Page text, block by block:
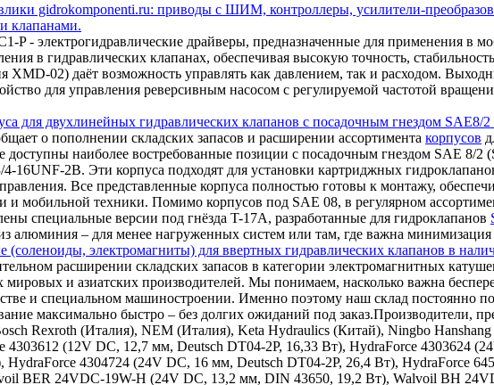
gidrokomponenti.ru: приводы с ШИМ, контроллеры, усилители-
клапанами.
P - электрогидравлические драйверы, предназначенные для применения
в гидравлических клапанах, обеспечивая высокую точность,
02) даёт возможность управлять как давлением, так и расходом.
для управления реверсивным насосом с регулируемой частотой
для двухлинейных гидравлических клапанов с посадочным гнездом SAE8/
о пополнении складских запасов и расширении ассортимента корпусов
доступны наиболее востребованные позиции с посадочным гнездом SAE 8/
4-16UNF-2B. Эти корпуса подходят для установки картриджных
Все представленные корпуса полностью готовы к монтажу,
мобильной техники. Помимо корпусов под SAE 08, в регулярном
специальные версии под гнёзда T-17A, разработанные для гидроклапанов
алюминия – для менее нагруженных систем или там, где важна минимизация
(соленоиды, электромагниты) для ввертных гидравлических клапанов в
расширении складских запасов в категории электромагнитных
и азиатских производителей. Мы понимаем, насколько важна
и специальном машиностроении. Именно поэтому наш склад
максимально быстро – без долгих ожиданий под заказ.Производители,
Rexroth (Италия), NEM (Италия), Keta Hydraulics (Китай), Ningbo
4303612 (12V DC, 12,7 мм, Deutsch DT04-2P, 16,33 Вт), HydraForce 4303624
HydraForce 4304724 (24V DC, 16 мм, Deutsch DT04-2P, 26,4 Вт), HydraForce
BER 24VDC-19W-H (24V DC, 13,2 мм, DIN 43650, 19,2 Вт), Walvoil BH